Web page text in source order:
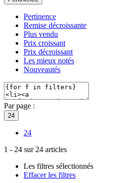
Pertinence
Remise décroissante
Plus vendu
Prix croissant
Prix décroissant
Les mieux notés
Nouveautés
Par page :
24
24
1 - 24 sur 24 articles
Les filtres sélectionnés
Effacer les filtres